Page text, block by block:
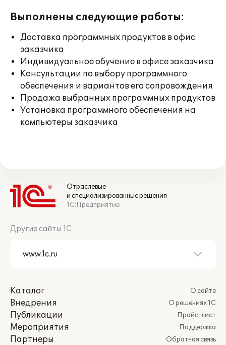
Выполнены следующие работы:
Доставка программных продуктов в офис
заказчика
Индивидуальное обучение в офисе заказчика
Консультации по выбору программного
обеспечения и вариантов его сопровождения
Продажа выбранных программных продуктов
Установка программного обеспечения на
компьютеры заказчика
Отраслевые
и специализированные решения
1С:Предприятие
Другие сайты 1С
Каталог
Внедрения
Публикации
Мероприятия
Партнеры
О сайте
О решениях 1С
Прайс-лист
Поддержка
Обратная связь